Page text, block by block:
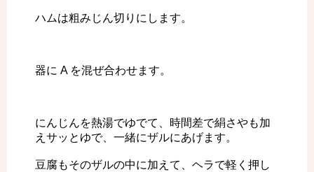
ハムは粗みじん切りにします。
器に A を混ぜ合わせます。
にんじんを熱湯でゆでて、時間差で絹さやも加
えサッとゆで、一緒にザルにあげます。
豆腐もそのザルの中に加えて、ヘラで軽く押し